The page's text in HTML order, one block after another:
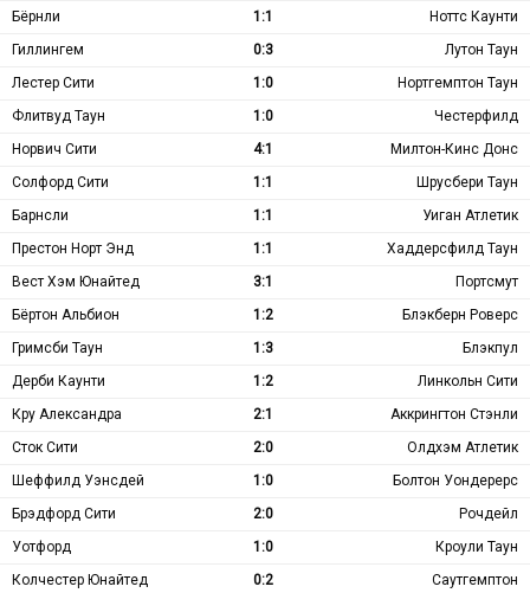
Бёрнли
1:1
Ноттс Каунти
Гиллингем
0:3
Лутон Таун
Лестер Сити
1:0
Нортгемптон Таун
Флитвуд Таун
1:0
Честерфилд
Норвич Сити
4:1
Милтон-Кинс Донс
Солфорд Сити
1:1
Шрусбери Таун
Барнсли
1:1
Уиган Атлетик
Престон Норт Энд
1:1
Хаддерсфилд Таун
Вест Хэм Юнайтед
3:1
Портсмут
Бёртон Альбион
1:2
Блэкберн Роверс
Гримсби Таун
1:3
Блэкпул
Дерби Каунти
1:2
Линкольн Сити
Кру Александра
2:1
Аккрингтон Стэнли
Сток Сити
2:0
Олдхэм Атлетик
Шеффилд Уэнсдей
1:0
Болтон Уондерерс
Брэдфорд Сити
2:0
Рочдейл
Уотфорд
1:0
Кроули Таун
Колчестер Юнайтед
0:2
Саутгемптон